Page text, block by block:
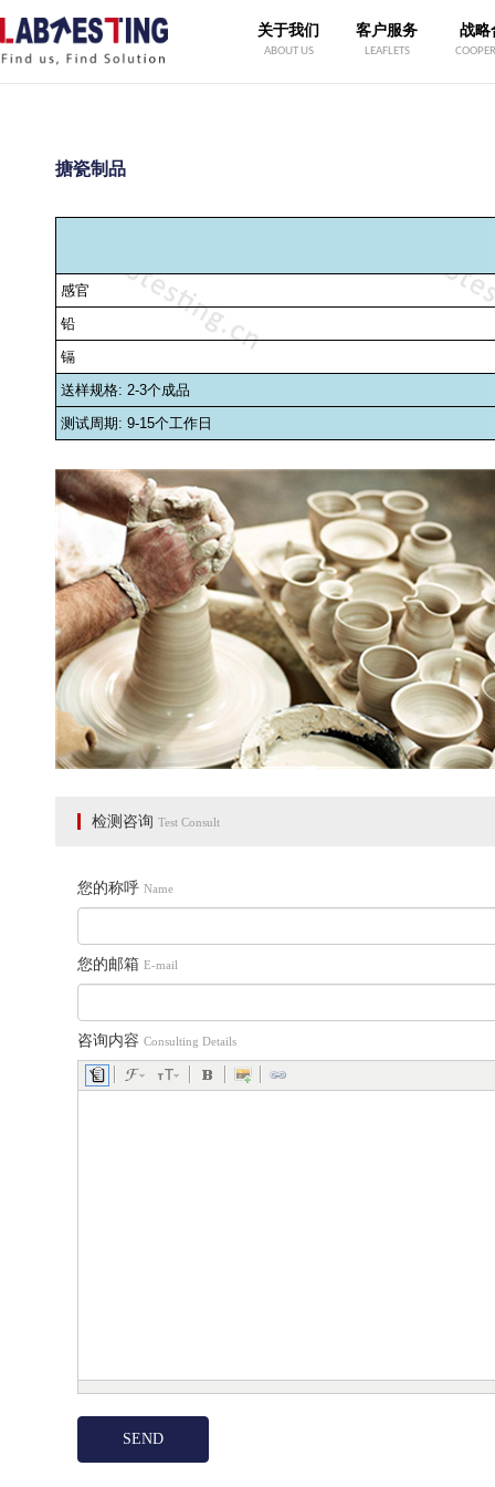
关于我们
ABOUT US
客户服务
LEAFLETS
战略
搪瓷制品
感官
铅
镉
送样规格: 2-3个成品
测试周期: 9-15个工作日